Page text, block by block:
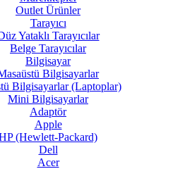
Outlet Ürünler
Tarayıcı
Yataklı Tarayıcılar
Belge Tarayıcılar
Bilgisayar
Bilgisayarlar
Bilgisayarlar (Laptoplar)
Mini Bilgisayarlar
Adaptör
Apple
(Hewlett-Packard)
Dell
Acer